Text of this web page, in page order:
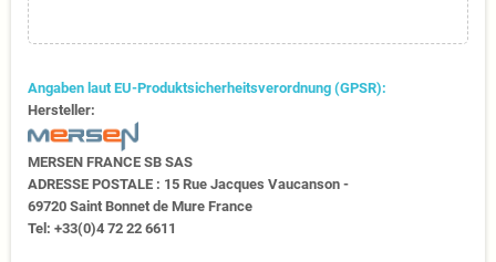
Angaben laut EU-Produktsicherheitsverordnung (GPSR):
Hersteller:
MERSEN FRANCE SB SAS
ADRESSE POSTALE : 15 Rue Jacques Vaucanson -
69720 Saint Bonnet de Mure France
Tel: +33(0)4 72 22 6611